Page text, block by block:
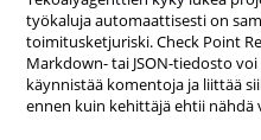
työkaluja automaattisesti on
toimitusketjuriski. Check Point
Markdown- tai JSON-tiedosto
käynnistää komentoja ja liittää
ennen kuin kehittäjä ehtii nähdä